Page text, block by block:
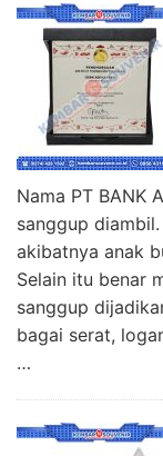
Nama PT BANK
sanggup
akibatnya anak
Selain itu benar
sanggup
bagai serat,
…